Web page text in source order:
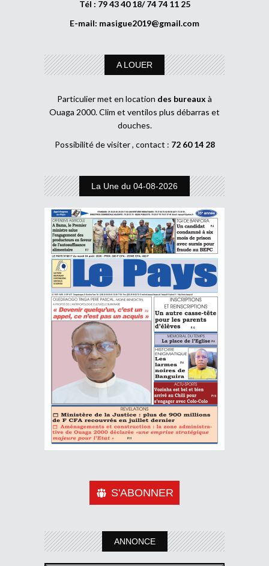
Tél : 79 43 40 18/ 74 74 11 25
E-mail: masigue2019@gmail.com
A LOUER
Particulier met en location des bureaux à
Ouaga 2000. Clim et ventilos plus débarras et
douches.
Possibilité de visiter , contact : 72 60 14 28
La Une du 04-08-2026
S'ABONNER
ANNONCE